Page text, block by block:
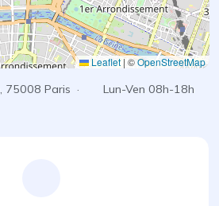
Leaflet|©OpenStreetMap
75008 Paris · Lun-Ven 08h-18h